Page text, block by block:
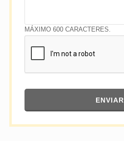
MÁXIMO 600 CARACTERES.
ENVIAR